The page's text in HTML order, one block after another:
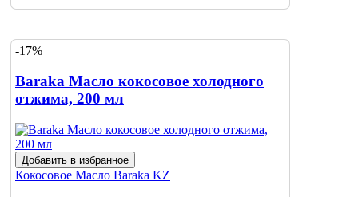
-17%
Baraka Масло кокосовое холодного
отжима, 200 мл
Добавить в избранное
Кокосовое Масло Baraka KZ